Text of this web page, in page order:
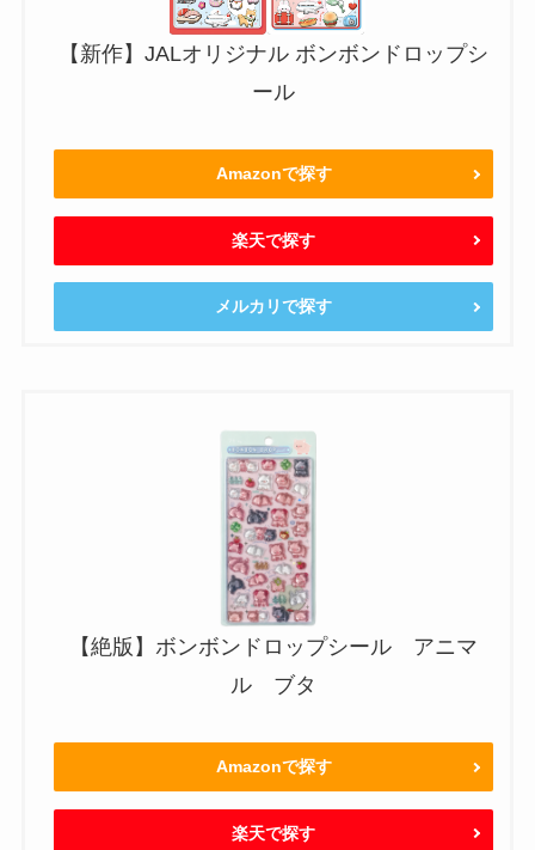
【新作】JALオリジナル ボンボンドロップシ
ール
Amazonで探す
楽天で探す
メルカリで探す
【絶版】ボンボンドロップシール アニマ
ル ブタ
Amazonで探す
楽天で探す